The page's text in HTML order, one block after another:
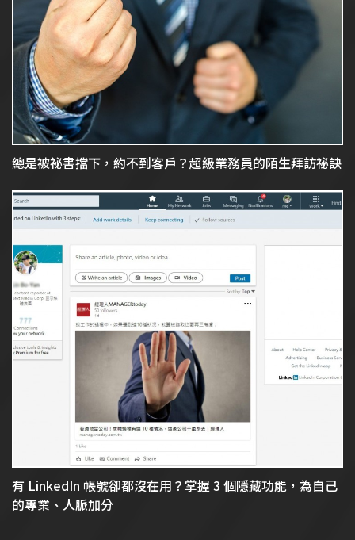
總是被祕書擋下，約不到客戶？超級業務員的陌生拜訪祕訣
有 LinkedIn 帳號卻都沒在用？掌握 3 個隱藏功能，為自己
的專業、人脈加分